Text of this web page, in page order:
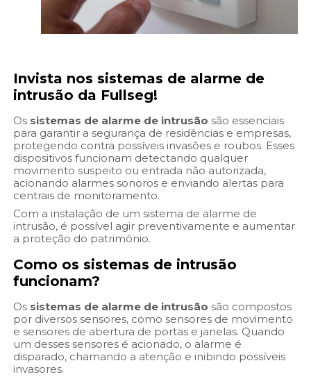
Invista nos sistemas de alarme de
intrusão da Fullseg!
Os sistemas de alarme de intrusão são essenciais
para garantir a segurança de residências e empresas,
protegendo contra possíveis invasões e roubos. Esses
dispositivos funcionam detectando qualquer
movimento suspeito ou entrada não autorizada,
acionando alarmes sonoros e enviando alertas para
centrais de monitoramento.
Com a instalação de um sistema de alarme de
intrusão, é possível agir preventivamente e aumentar
a proteção do patrimônio.
Como os sistemas de intrusão
funcionam?
Os sistemas de alarme de intrusão são compostos
por diversos sensores, como sensores de movimento
e sensores de abertura de portas e janelas. Quando
um desses sensores é acionado, o alarme é
disparado, chamando a atenção e inibindo possíveis
invasores.